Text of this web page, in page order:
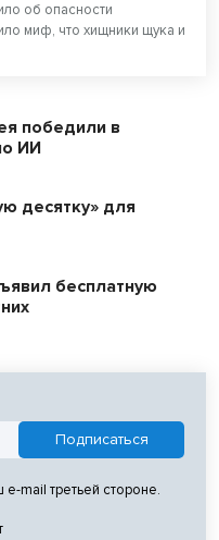
об опасности
миф, что хищники щука и
победили в
ИИ
десятку» для
бесплатную
mail третьей стороне.